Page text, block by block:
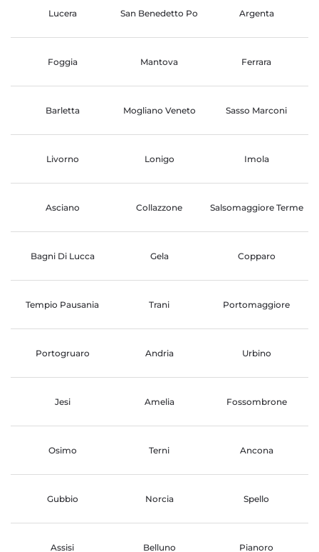
Lucera San Benedetto Po Argenta
Foggia Mantova Ferrara
Barletta Mogliano Veneto Sasso Marconi
Livorno Lonigo Imola
Asciano Collazzone Salsomaggiore Terme
Bagni Di Lucca Gela Copparo
Tempio Pausania Trani Portomaggiore
Portogruaro Andria Urbino
Jesi Amelia Fossombrone
Osimo Terni Ancona
Gubbio Norcia Spello
Assisi Belluno Pianoro